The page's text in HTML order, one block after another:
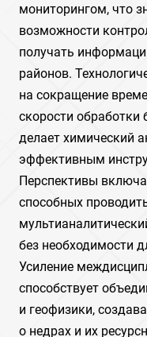
мониторингом, что
возможности
получать
районов.
на сокращение
скорости
делает химический
эффективным
Перспективы
способных
без необходимости
Усиление
способствует
и геофизики,
о недрах и их